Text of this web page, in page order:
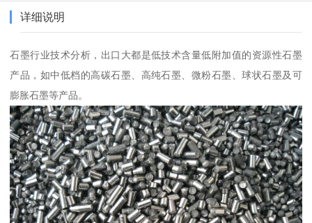
详细说明
石墨行业技术分析，出口大都是低技术含量低附加值的资源性石墨
产品，如中低档的高碳石墨、高纯石墨、微粉石墨、球状石墨及可
膨胀石墨等产品。